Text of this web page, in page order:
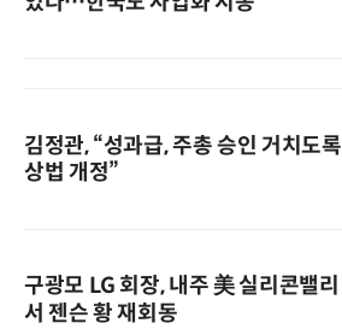
김정관, “성과급, 주총 승인 거치도록
상법 개정”
구광모 LG 회장, 내주 美 실리콘밸리
서 젠슨 황 재회동